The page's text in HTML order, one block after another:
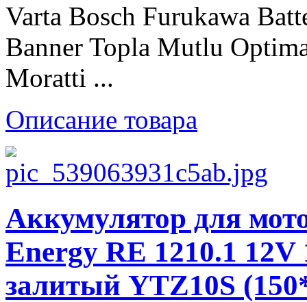
Varta Bosch Furukawa
Banner Topla Mutlu
Moratti ...
Описание товара
Аккумулятор для
Energy RE 1210.1
залитый YTZ10S